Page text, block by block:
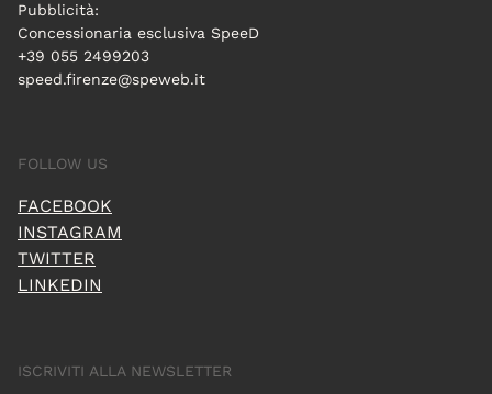
Pubblicità:
Concessionaria esclusiva SpeeD
+39 055 2499203
speed.firenze@speweb.it
FOLLOW US
FACEBOOK
INSTAGRAM
TWITTER
LINKEDIN
ISCRIVITI ALLA NEWSLETTER